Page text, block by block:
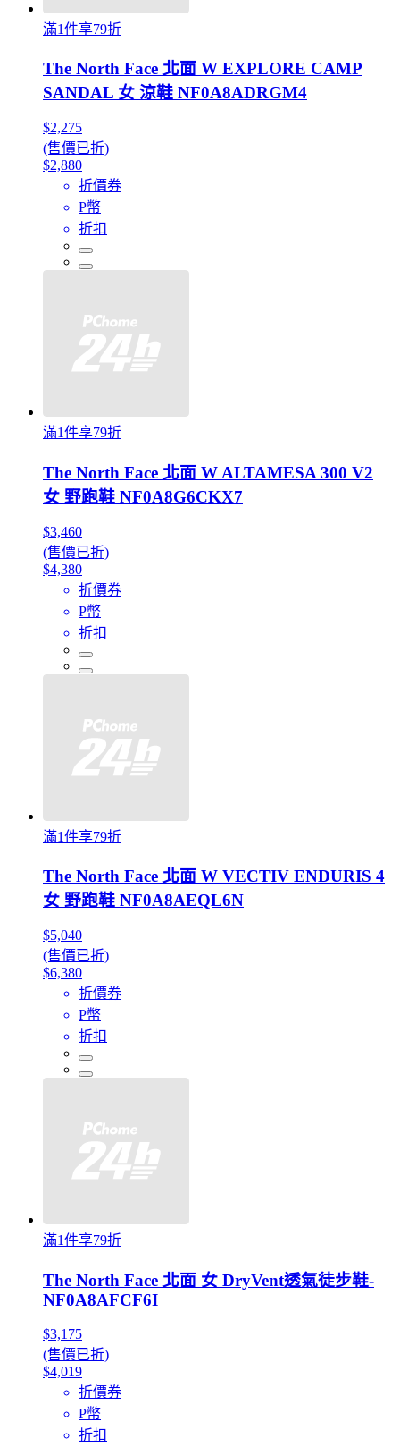
滿1件享79折
The North Face 北面 W EXPLORE CAMP
SANDAL 女 涼鞋 NF0A8ADRGM4
$2,275
(售價已折)
$2,880
折價券
P幣
折扣
滿1件享79折
The North Face 北面 W ALTAMESA 300 V2
女 野跑鞋 NF0A8G6CKX7
$3,460
(售價已折)
$4,380
折價券
P幣
折扣
滿1件享79折
The North Face 北面 W VECTIV ENDURIS 4
女 野跑鞋 NF0A8AEQL6N
$5,040
(售價已折)
$6,380
折價券
P幣
折扣
滿1件享79折
The North Face 北面 女 DryVent透氣徒步鞋-
NF0A8AFCF6I
$3,175
(售價已折)
$4,019
折價券
P幣
折扣